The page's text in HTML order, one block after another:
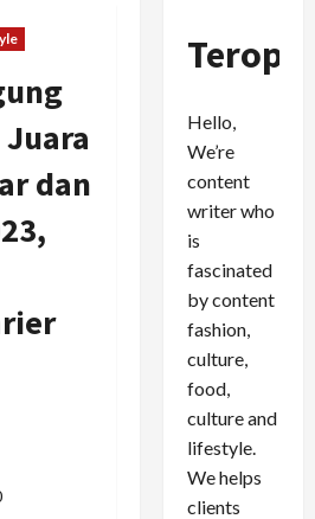
dan
Hello,
We’re
content
writer who
is
fascinated
by content
fashion,
culture,
food,
culture and
lifestyle.
We helps
clients